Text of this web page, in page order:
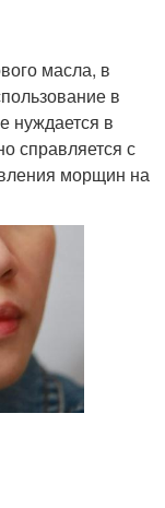
масла, в
в
нуждается в
справляется с
морщин на